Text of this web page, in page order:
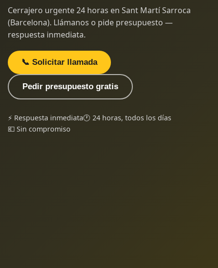
Cerrajero urgente 24 horas en Sant Martí Sarroca
(Barcelona). Llámanos o pide presupuesto —
respuesta inmediata.
📞 Solicitar llamada
Pedir presupuesto gratis
⚡ Respuesta inmediata🕐 24 horas, todos los días
💶 Sin compromiso